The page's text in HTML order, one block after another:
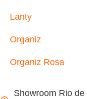
Lanty
Organiz
Organiz Rosa
Showroom Rio